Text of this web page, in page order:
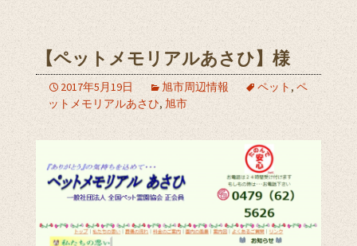
【ペットメモリアルあさひ】様
2017年5月19日 旭市周辺情報 ペット , ペ
ットメモリアルあさひ, 旭市